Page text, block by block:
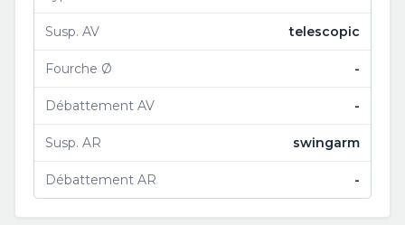
Susp. AV telescopic
Fourche Ø -
Débattement AV -
Susp. AR swingarm
Débattement AR -